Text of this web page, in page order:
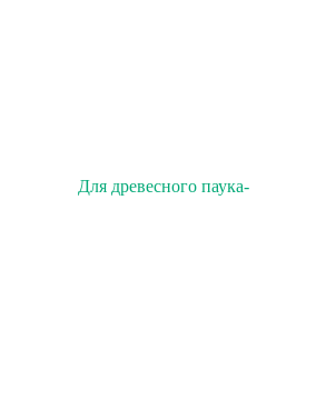
Для древесного паука-